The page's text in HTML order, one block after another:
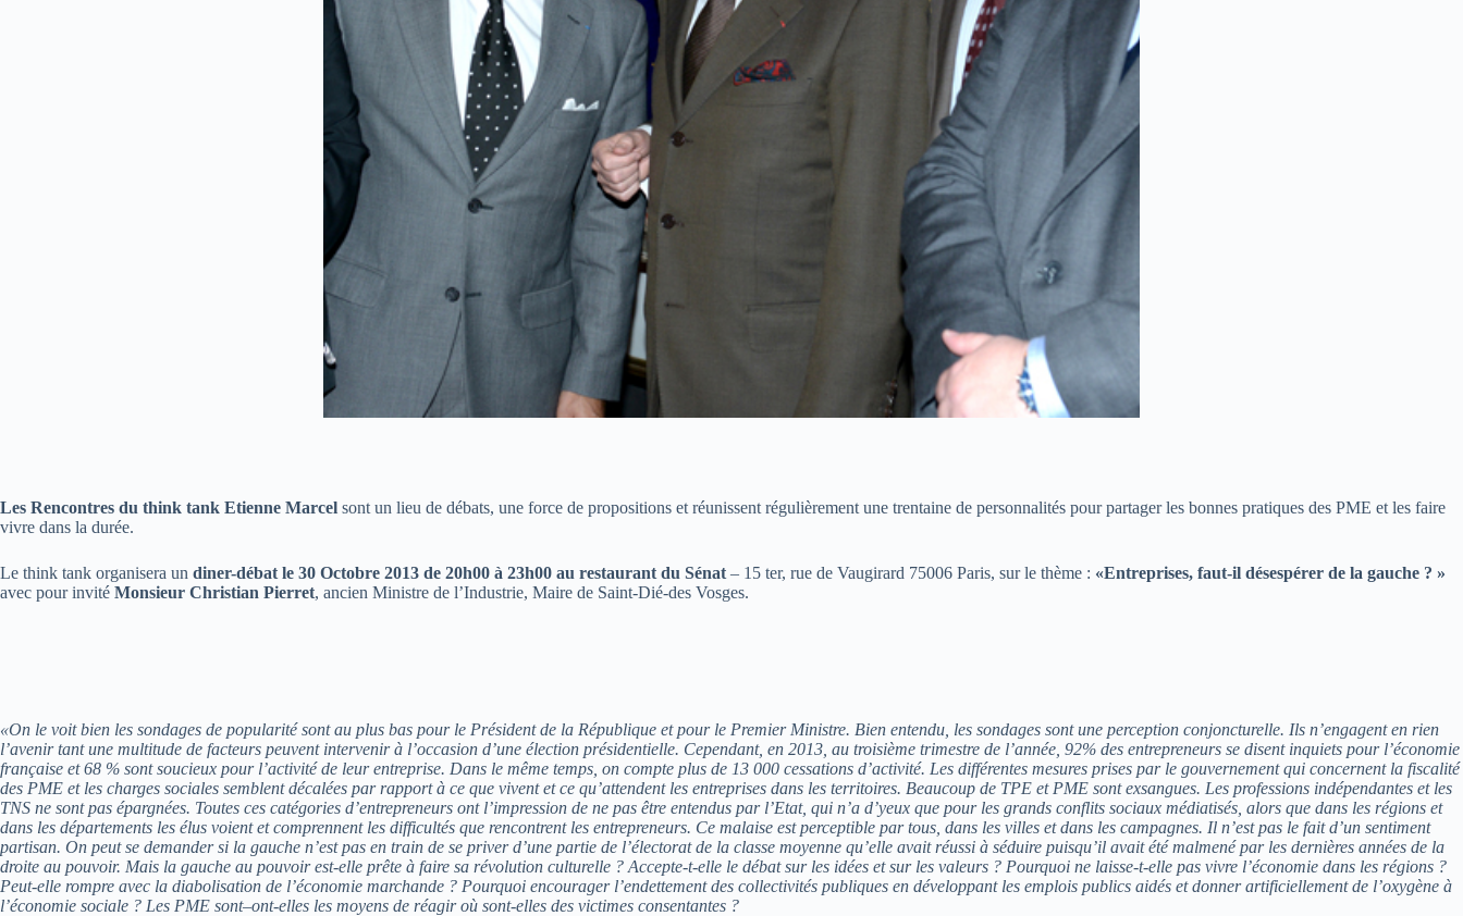
Les Rencontres du think tank Etienne Marcel sont un lieu de débats, une force de propositions et réunissent régulièrement une trentaine de personnalités pour partager les bonnes pratiques des PME et les faire
vivre dans la durée.
Le think tank organisera un diner-débat le 30 Octobre 2013 de 20h00 à 23h00 au restaurant du Sénat – 15 ter, rue de Vaugirard 75006 Paris, sur le thème : «Entreprises, faut-il désespérer de la gauche ? »
avec pour invité Monsieur Christian Pierret, ancien Ministre de l’Industrie, Maire de Saint-Dié-des Vosges.
«On le voit bien les sondages de popularité sont au plus bas pour le Président de la République et pour le Premier Ministre. Bien entendu, les sondages sont une perception conjoncturelle. Ils n’engagent en rien
l’avenir tant une multitude de facteurs peuvent intervenir à l’occasion d’une élection présidentielle. Cependant, en 2013, au troisième trimestre de l’année, 92% des entrepreneurs se disent inquiets pour l’économie
française et 68 % sont soucieux pour l’activité de leur entreprise. Dans le même temps, on compte plus de 13 000 cessations d’activité. Les différentes mesures prises par le gouvernement qui concernent la fiscalité
des PME et les charges sociales semblent décalées par rapport à ce que vivent et ce qu’attendent les entreprises dans les territoires. Beaucoup de TPE et PME sont exsangues. Les professions indépendantes et les
TNS ne sont pas épargnées. Toutes ces catégories d’entrepreneurs ont l’impression de ne pas être entendus par l’Etat, qui n’a d’yeux que pour les grands conflits sociaux médiatisés, alors que dans les régions et
dans les départements les élus voient et comprennent les difficultés que rencontrent les entrepreneurs. Ce malaise est perceptible par tous, dans les villes et dans les campagnes. Il n’est pas le fait d’un sentiment
partisan. On peut se demander si la gauche n’est pas en train de se priver d’une partie de l’électorat de la classe moyenne qu’elle avait réussi à séduire puisqu’il avait été malmené par les dernières années de la
droite au pouvoir. Mais la gauche au pouvoir est-elle prête à faire sa révolution culturelle ? Accepte-t-elle le débat sur les idées et sur les valeurs ? Pourquoi ne laisse-t-elle pas vivre l’économie dans les régions ?
Peut-elle rompre avec la diabolisation de l’économie marchande ? Pourquoi encourager l’endettement des collectivités publiques en développant les emplois publics aidés et donner artificiellement de l’oxygène à
l’économie sociale ? Les PME sont–ont-elles les moyens de réagir où sont-elles des victimes consentantes ?